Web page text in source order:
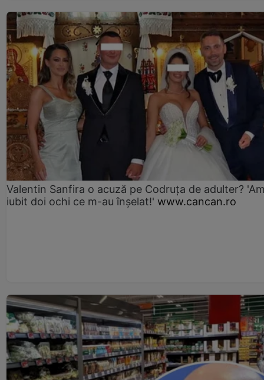
Valentin Sanfira o acuză pe Codruța de adulter?
iubit doi ochi ce m-au înșelat!' www.cancan.ro